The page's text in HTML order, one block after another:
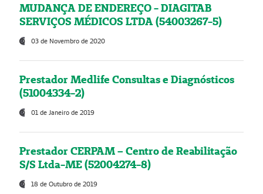
MUDANÇA DE ENDEREÇO - DIAGITAB
SERVIÇOS MÉDICOS LTDA (54003267-5)
03 de Novembro de 2020
Prestador Medlife Consultas e Diagnósticos
(51004334-2)
01 de Janeiro de 2019
Prestador CERPAM – Centro de Reabilitação
S/S Ltda-ME (52004274-8)
18 de Outubro de 2019